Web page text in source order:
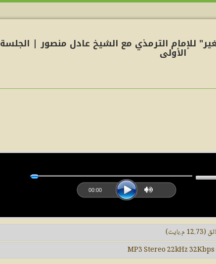
للإمام الترمذي مع الشيخ عادل منصور | الجلسة
الأولى
00:00
MP3 Stereo 22kHz 32Kbps